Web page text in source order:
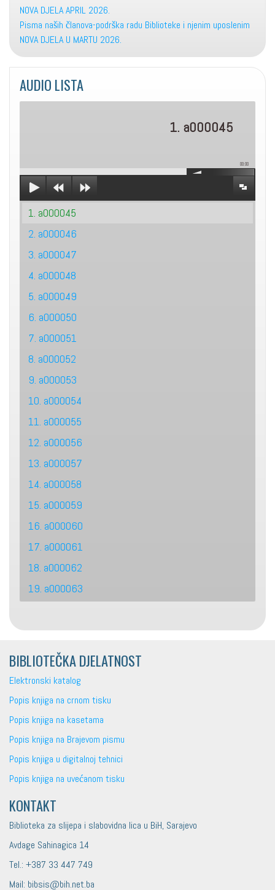
NOVA DJELA APRIL 2026.
Pisma naših članova-podrška radu Biblioteke i njenim uposlenim
NOVA DJELA U MARTU 2026.
AUDIO LISTA
1. a000045
00:00
1. a000045
2. a000046
3. a000047
4. a000048
5. a000049
6. a000050
7. a000051
8. a000052
9. a000053
10. a000054
11. a000055
12. a000056
13. a000057
14. a000058
15. a000059
16. a000060
17. a000061
18. a000062
19. a000063
BIBLIOTEČKA DJELATNOST
Elektronski katalog
Popis knjiga na crnom tisku
Popis knjiga na kasetama
Popis knjiga na Brajevom pismu
Popis knjiga u digitalnoj tehnici
Popis knjiga na uvećanom tisku
KONTAKT
Biblioteka za slijepa i slabovidna lica u BiH, Sarajevo
Avdage Sahinagica 14
Tel.: +387 33 447 749
Mail: bibsis@bih.net.ba